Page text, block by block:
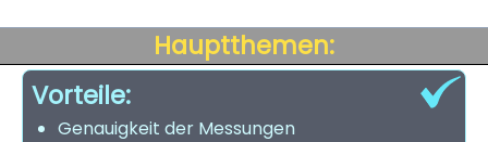
Hauptthemen:
Vorteile:
Genauigkeit der Messungen